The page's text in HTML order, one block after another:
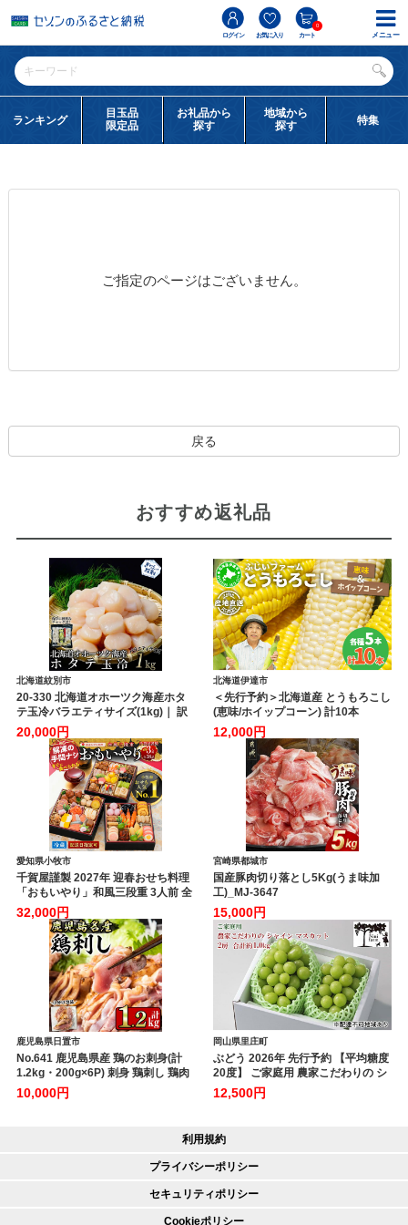
ログイン お気に入り カート
0
ランキング
目玉品
限定品
お礼品から
探す
地域から
探す
特集
ご指定のページはございません。
戻る
おすすめ返礼品
北海道紋別市
20-330 北海道オホーツク海産ホタ
テ玉冷バラエティサイズ(1kg)｜ 訳
あり サイズ不揃い
20,000円
北海道伊達市
＜先行予約＞北海道産 とうもろこし
(恵味/ホイップコーン) 計10本
【55250517】トウモロコシ とうき
び イエロー ホワイト コーン スイー
トコーン 旬 野菜 ふじいファーム 北
海道 伊達市
12,000円
愛知県小牧市
千賀屋謹製 2027年 迎春おせち料理
「おもいやり」和風三段重 3人前 全
38品 冷蔵 おせち料理 年内配送 お節
冷蔵おせち 人気 [035S02]
32,000円
宮崎県都城市
国産豚肉切り落とし5Kg(うま味加
工)_MJ-3647
15,000円
鹿児島県日置市
No.641 鹿児島県産 鶏のお刺身(計
1.2kg・200g×6P) 刺身 鶏刺し 鶏肉
お肉 小分け 個包装 晩酌 おつまみ お
かず 冷凍 【やきにく茶屋和昇】
10,000円
岡山県里庄町
ぶどう 2026年 先行予約 【平均糖度
20度】 ご家庭用 農家こだわりの シ
ャイン マスカット 2房 合計約1.0kg
ブドウ 葡萄 岡山県産 国産 フルーツ
12,500円
利用規約
プライバシーポリシー
セキュリティポリシー
Cookieポリシー
メニュー